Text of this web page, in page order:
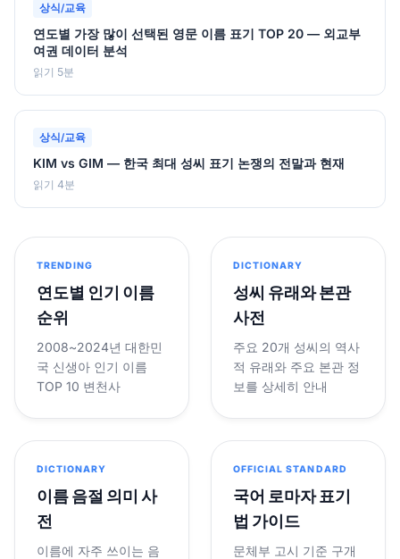
상식/교육
연도별 가장 많이 선택된 영문 이름 표기 TOP 20 — 외교부
여권 데이터 분석
읽기 5분
상식/교육
KIM vs GIM — 한국 최대 성씨 표기 논쟁의 전말과 현재
읽기 4분
TRENDING
연도별 인기 이름
순위
2008~2024년 대한민
국 신생아 인기 이름
TOP 10 변천사
DICTIONARY
성씨 유래와 본관
사전
주요 20개 성씨의 역사
적 유래와 주요 본관 정
보를 상세히 안내
DICTIONARY
이름 음절 의미 사
전
이름에 자주 쓰이는 음
OFFICIAL STANDARD
국어 로마자 표기
법 가이드
문체부 고시 기준 구개